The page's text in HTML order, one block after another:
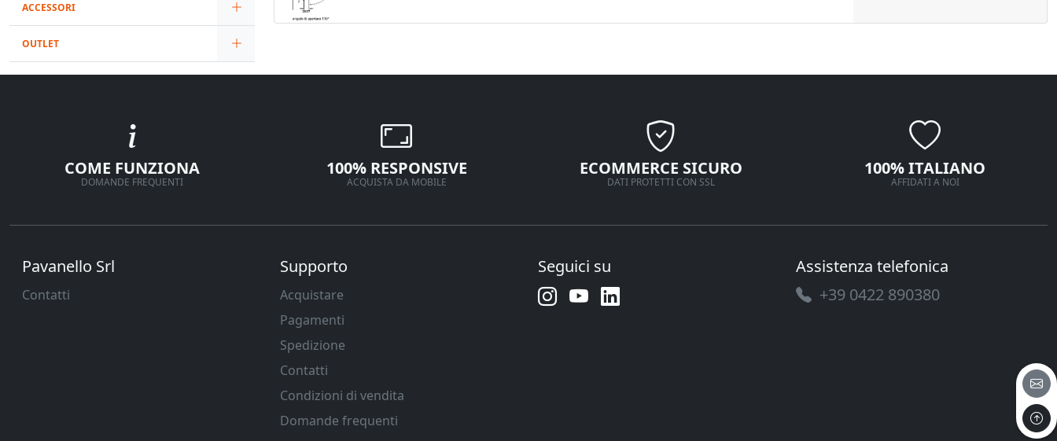
ACCESSORI
OUTLET
COME FUNZIONA
DOMANDE FREQUENTI
100% RESPONSIVE
ACQUISTA DA MOBILE
ECOMMERCE SICURO
DATI PROTETTI CON SSL
100% ITALIANO
AFFIDATI A NOI
Pavanello Srl
Contatti
Supporto
Acquistare
Pagamenti
Spedizione
Contatti
Condizioni di vendita
Domande frequenti
Seguici su
Assistenza telefonica
+39 0422 890380